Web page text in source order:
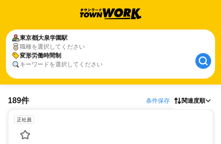
東京都大泉学園駅
職種を選択してください
変形労働時間制
キーワードを選択してください
189件 条件保存 関連度順
正社員